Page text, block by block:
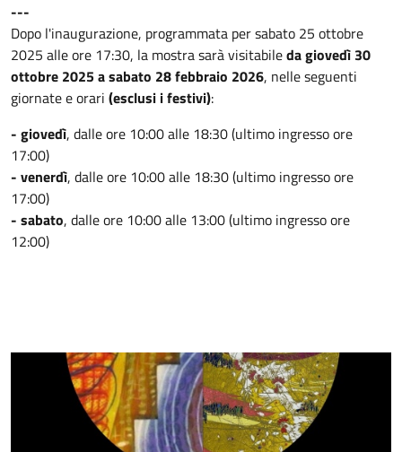
---
Dopo l'inaugurazione, programmata per sabato 25 ottobre
2025 alle ore 17:30, la mostra sarà visitabileda giovedì 30
ottobre 2025 a sabato 28 febbraio 2026, nelle seguenti
giornate e orari (esclusi i festivi):
- giovedì, dalle ore 10:00 alle 18:30 (ultimo ingresso ore
17:00)
- venerdì, dalle ore 10:00 alle 18:30 (ultimo ingresso ore
17:00)
- sabato, dalle ore 10:00 alle 13:00 (ultimo ingresso ore
12:00)